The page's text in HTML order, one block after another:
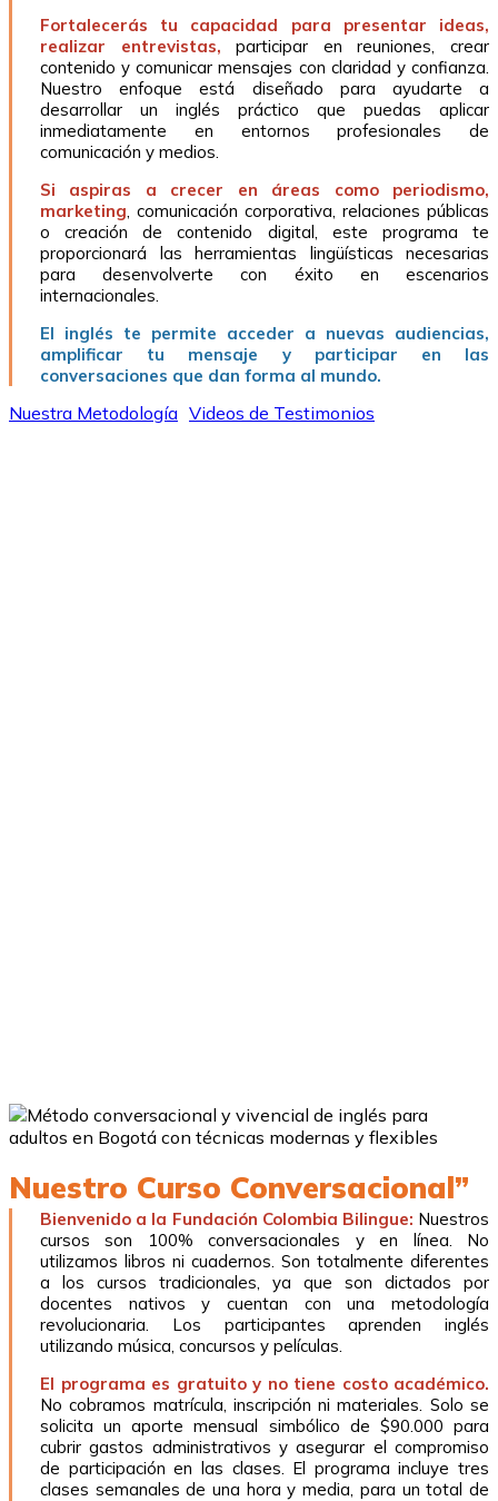
Fortalecerás tu capacidad para presentar ideas,
realizar entrevistas, participar en reuniones, crear
contenido y comunicar mensajes con claridad y confianza.
Nuestro enfoque está diseñado para ayudarte a
desarrollar un inglés práctico que puedas aplicar
inmediatamente en entornos profesionales de
comunicación y medios.
Si aspiras a crecer en áreas como periodismo,
marketing, comunicación corporativa, relaciones públicas
o creación de contenido digital, este programa te
proporcionará las herramientas lingüísticas necesarias
para desenvolverte con éxito en escenarios
internacionales.
El inglés te permite acceder a nuevas audiencias,
amplificar tu mensaje y participar en las
conversaciones que dan forma al mundo.
Nuestra Metodología Videos de Testimonios
Nuestro Curso Conversacional”
Bienvenido a la Fundación Colombia Bilingue: Nuestros
cursos son 100% conversacionales y en línea. No
utilizamos libros ni cuadernos. Son totalmente diferentes
a los cursos tradicionales, ya que son dictados por
docentes nativos y cuentan con una metodología
revolucionaria. Los participantes aprenden inglés
utilizando música, concursos y películas.
El programa es gratuito y no tiene costo académico.
No cobramos matrícula, inscripción ni materiales. Solo se
solicita un aporte mensual simbólico de $90.000 para
cubrir gastos administrativos y asegurar el compromiso
de participación en las clases. El programa incluye tres
clases semanales de una hora y media, para un total de